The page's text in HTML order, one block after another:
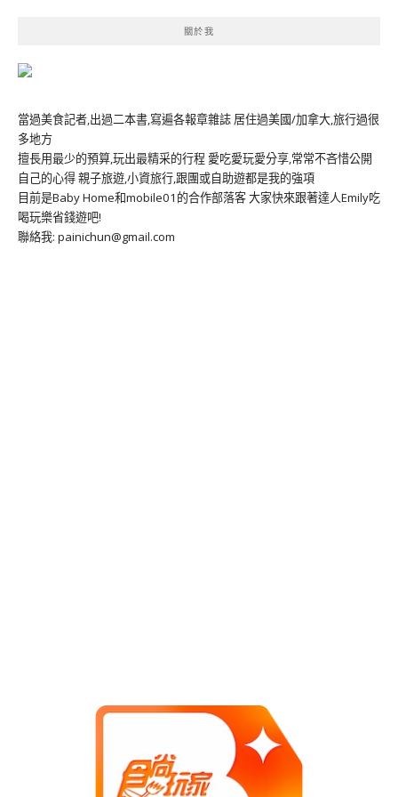
關於我
當過美食記者,出過二本書,寫遍各報章雜誌 居住過美國/加拿大,旅行過很
多地方
擅長用最少的預算,玩出最精采的行程 愛吃愛玩愛分享,常常不吝惜公開
自己的心得 親子旅遊,小資旅行,跟團或自助遊都是我的強項
目前是Baby Home和mobile01的合作部落客 大家快來跟著達人Emily吃
喝玩樂省錢遊吧!
聯絡我: painichun@gmail.com